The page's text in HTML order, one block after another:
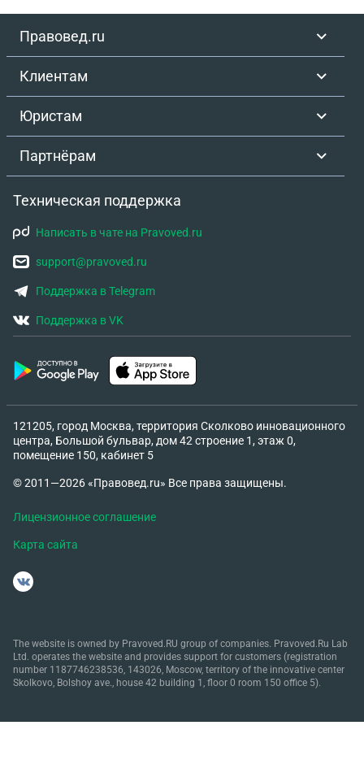
Правовед.ru
Клиентам
Юристам
Партнёрам
Техническая поддержка
Написать в чате на Pravoved.ru
support@pravoved.ru
Поддержка в Telegram
Поддержка в VK
121205, город Москва, территория Сколково инновационного
центра, Большой бульвар, дом 42 строение 1, этаж 0,
помещение 150, кабинет 5
© 2011—2026 «Правовед.ru» Все права защищены.
Лицензионное соглашение
Карта сайта
The website is owned by Pravoved.RU group of companies. Pravoved.Ru Lab
Ltd. operates the website and provides support for customers (registration
number 1187746238536, 143026, Moscow, territory of the innovative center
Skolkovo, Bolshoy ave., house 42 building 1, floor 0 room 150 office 5).